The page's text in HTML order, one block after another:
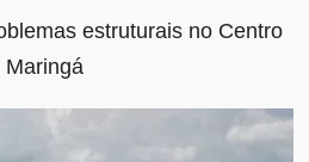
estruturais no Centro